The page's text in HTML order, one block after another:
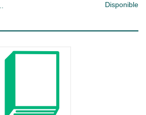
Disponible